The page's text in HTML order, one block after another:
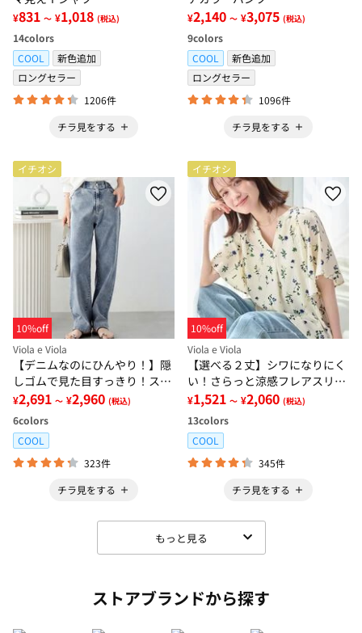
¥831 ～ ¥1,018 (税込)
14colors
COOL
新色追加
ロングセラー
1206件
チラ見をする
¥2,140 ～ ¥3,075 (税込)
9colors
COOL
新色追加
ロングセラー
1096件
チラ見をする
イチオシ
10%off
Viola e Viola
【デニムなのにひんやり！】隠
しゴムで見た目すっきり！スト
レッチ楽ちんデニム
¥2,691 ～ ¥2,960 (税込)
6colors
COOL
323件
チラ見をする
イチオシ
10%off
Viola e Viola
【選べる２丈】シワになりにく
い！さらっと涼感フレアスリー
ブブラウス
¥1,521 ～ ¥2,060 (税込)
13colors
COOL
345件
チラ見をする
もっと見る
ストアブランドから探す